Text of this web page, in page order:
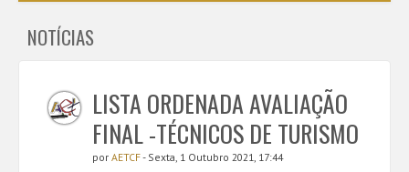
EE / Alunos
Cursos Profissionais
Bibliotecas
Media AETCF
Legislação
NOTÍCIAS
LISTA ORDENADA AVALIAÇÃO
FINAL -TÉCNICOS DE TURISMO
por AETCF- Sexta, 1 Outubro 2021, 17:44